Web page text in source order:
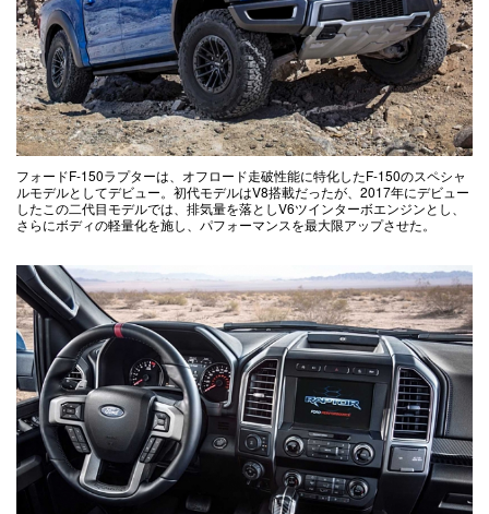
フォードF-150ラプターは、オフロード走破性能に特化したF-150のスペシャ
ルモデルとしてデビュー。初代モデルはV8搭載だったが、2017年にデビュー
したこの二代目モデルでは、排気量を落としV6ツインターボエンジンとし、
さらにボディの軽量化を施し、パフォーマンスを最大限アップさせた。